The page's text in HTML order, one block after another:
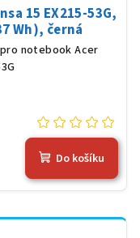
15 EX215-53G,
Wh), černá
notebook Acer
Do košíku